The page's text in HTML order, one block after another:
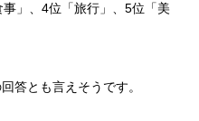
」、4位「旅行」、5位「美
答とも言えそうです。